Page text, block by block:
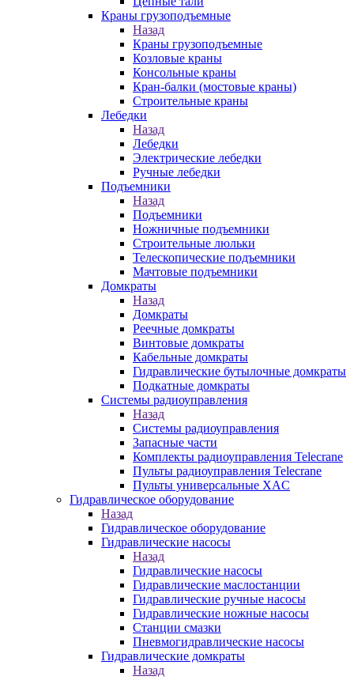
Краны грузоподъемные
Назад
Краны грузоподъемные
Козловые краны
Консольные краны
Кран-балки (мостовые краны)
Строительные краны
Лебедки
Назад
Лебедки
Электрические лебедки
Ручные лебедки
Подъемники
Назад
Подъемники
Ножничные подъемники
Строительные люльки
Телескопические подъемники
Мачтовые подъемники
Домкраты
Назад
Домкраты
Реечные домкраты
Винтовые домкраты
Кабельные домкраты
Гидравлические бутылочные домкраты
Подкатные домкраты
Системы радиоуправления
Назад
Системы радиоуправления
Запасные части
Комплекты радиоуправления Telecrane
Пульты радиоуправления Telecrane
Пульты универсальные XAC
Гидравлическое оборудование
Назад
Гидравлическое оборудование
Гидравлические насосы
Назад
Гидравлические насосы
Гидравлические маслостанции
Гидравлические ручные насосы
Гидравлические ножные насосы
Станции смазки
Пневмогидравлические насосы
Гидравлические домкраты
Назад